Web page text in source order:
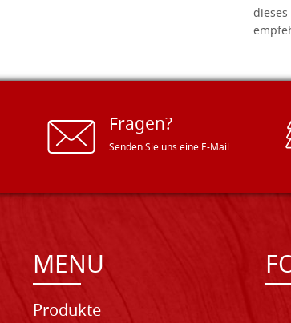
Fragen?
Senden Sie uns eine E-Mail
MENU
Produkte